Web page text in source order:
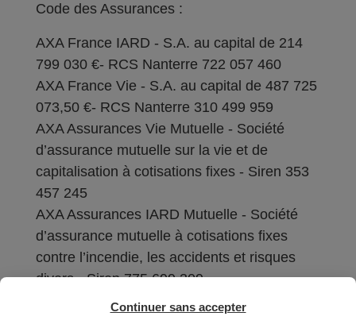
Code des Assurances :
AXA France IARD - S.A. au capital de 214
799 030 €- RCS Nanterre 722 057 460
AXA France Vie - S.A. au capital de 487 725
073,50 €- RCS Nanterre 310 499 959
AXA Assurances Vie Mutuelle - Société
d’assurance mutuelle sur la vie et de
capitalisation à cotisations fixes - Siren 353
457 245
AXA Assurances IARD Mutuelle - Société
d’assurance mutuelle à cotisations fixes
contre l’incendie, les accidents et risques
divers - Siren 775 699 309
Sièges sociaux : 313 Terrasses de l’Arche –
Continuer sans accepter